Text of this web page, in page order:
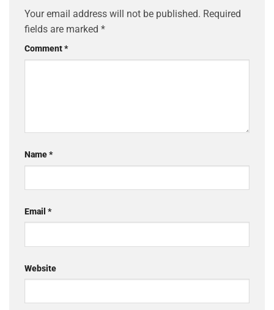
Your email address will not be published. Required
fields are marked *
Comment*
Name*
Email *
Website